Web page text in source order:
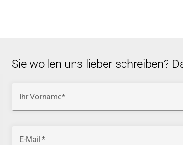
Sie wollen uns lieber schreiben?
Ihr Vorname
E-Mail